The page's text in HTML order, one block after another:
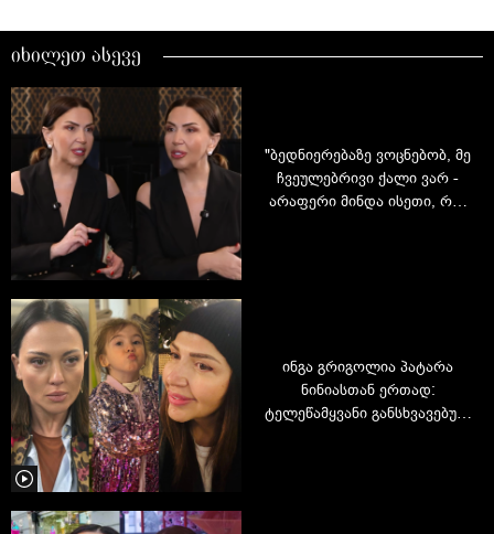
იხილეთ ასევე
"ბედნიერებაზე ვოცნებობ, მე
ჩვეულებრივი ქალი ვარ -
არაფერი მინდა ისეთი, რაც
ინგა გრიგოლია პატარა
ნინიასთან ერთად:
ტელეწამყვანი განსხვავებულ